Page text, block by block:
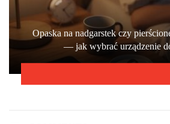
Opaska na nadgarstek czy
— jak wybrać urządzenie